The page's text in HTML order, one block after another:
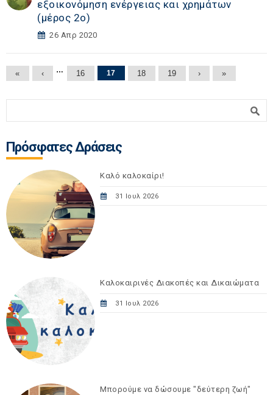
εξοικονόμηση ενέργειας και χρημάτων
(μέρος 2ο)
26 Απρ 2020
Σελίδες
« ‹ … 16 17 18 19 › »
Πρόσφατες Δράσεις
Καλό καλοκαίρι!
31 Ιουλ 2026
Καλοκαιρινές Διακοπές και Δικαιώματα
31 Ιουλ 2026
Μπορούμε να δώσουμε "δεύτερη ζωή"